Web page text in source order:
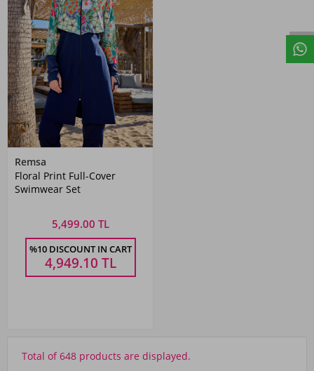
Remsa
Floral Print Full-Cover
Swimwear Set
5,499.00 TL
%10 DISCOUNT IN CART
4,949.10 TL
Total of 648 products are displayed.